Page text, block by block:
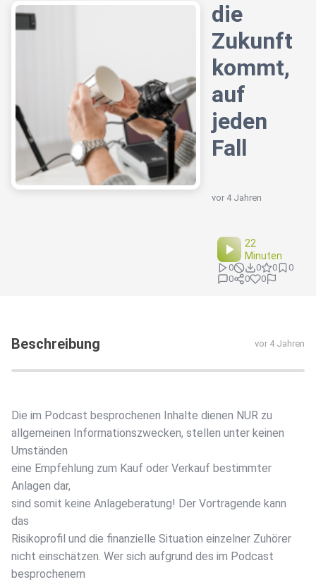
die
Zukunft
kommt,
auf
jeden
Fall
vor 4 Jahren
22
Minuten
0 0 0
0
0
0 0
Beschreibung vor 4 Jahren
Die im Podcast besprochenen Inhalte dienen NUR zu
allgemeinen Informationszwecken, stellen unter keinen
Umständen
eine Empfehlung zum Kauf oder Verkauf bestimmter
Anlagen dar,
sind somit keine Anlageberatung! Der Vortragende kann
das
Risikoprofil und die finanzielle Situation einzelner Zuhörer
nicht einschätzen. Wer sich aufgrund des im Podcast
besprochenem